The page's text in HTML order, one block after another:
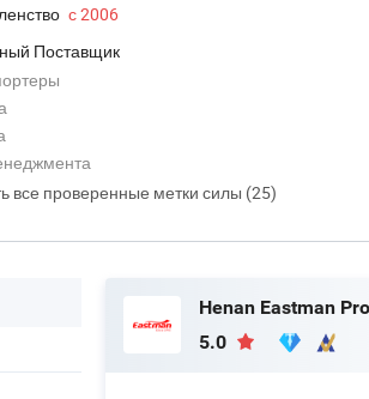
с 2006
Поставщик
все проверенные метки силы (25)
5.0